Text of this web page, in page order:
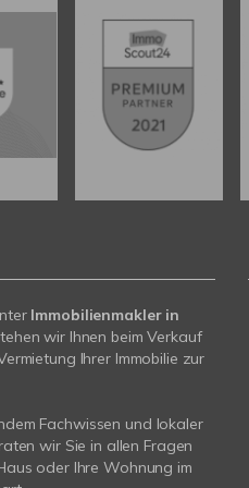
Immobilienmakler in
wir Ihnen beim Verkauf
Ihrer Immobilie zur
Fachwissen und lokaler
wir Sie in allen Fragen
oder Ihre Wohnung im